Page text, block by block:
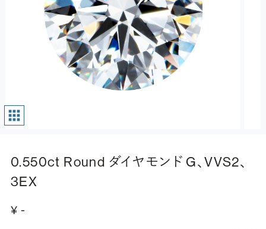
0.550ct Round ダイヤモンド G、VVS2、
3EX
¥ -